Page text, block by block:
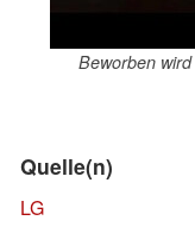
Beworben
Quelle(n)
LG